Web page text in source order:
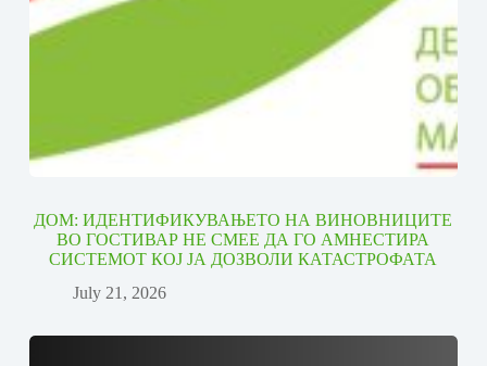
ДОМ: ИДЕНТИФИКУВАЊЕТО НА ВИНОВНИЦИТЕ
ВО ГОСТИВАР НЕ СМЕЕ ДА ГО АМНЕСТИРА
СИСТЕМОТ КОЈ ЈА ДОЗВОЛИ КАТАСТРОФАТА
July 21, 2026